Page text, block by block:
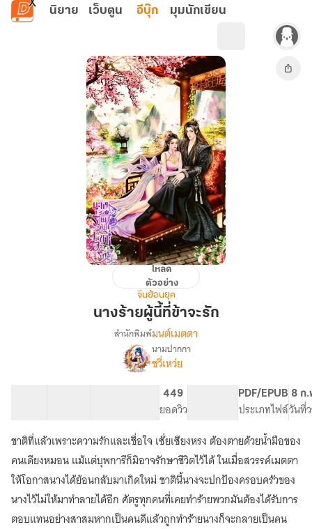
ข้ามไปยังเนื้อหาหลัก
นิยาย เว็บตูน อีบุ๊ก มุมนักเขียน
โหลด
ตัวอย่าง
จีนย้อนยุค
นางร้ายผู้นี้ที่ข้าจะรัก
เรื่อง
นาง
ร้าย
นี้
ที่
ข้า
จะ
รัก
(มี
E
book)
สำนักพิมพ์มนต์เมตตา
นามปากกา
ชวี่เหว่ย
449
ยอดวิว
PDF/EPUB
ประเภทไฟล์
8 ก
วันที่
ชาติที่แล้วเพราะความรักและเชื่อใจ เซ๊่ยเซียงหรง ต้องตายด้วยน้ำมือของ
คนเดียงหมอน แม้แต่บุพการีก็มิอาจรักษาชีวิตไว้ได้ ในเมื่อสวรรค์เมตตา
ให้โอกาสนางได้ย้อนกลับมาเกิดใหม่ ชาตินี้นางจะปกป้องครอบครัวของ
นางไว้ไม่ให้มาทำลายได้อีก ศัตรูทุกคนที่เคยทำร้ายพวกมันต้องได้รับการ
ตอบแทนอย่างสาสมหากเป็นคนดีแล้วถูกทำร้ายนางก็จะกลายเป็นคน